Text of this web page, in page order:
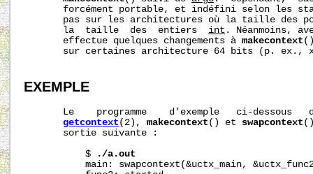
forcément portable, et indéfini selon les
pas sur les architectures où la taille des
       la  taille  des  entiers
int . Néanmoins,
       effectue quelques changements à
makecontext
sur certaines architecture 64 bits (p. ex.,
EXEMPLE
Le    programme    d’exemple   ci-dessous
getcontext (2), makecontext () et swapcontext
       sortie suivante :
           $
./a.out
main: swapcontext(&uctx_main,